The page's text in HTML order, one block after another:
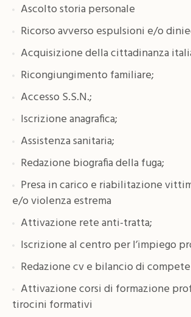
Ascolto storia personale
Ricorso avverso espulsioni e/o
Acquisizione della cittadinanza
Ricongiungimento familiare;
Accesso S.S.N.;
Iscrizione anagrafica;
Assistenza sanitaria;
Redazione biografia della fuga;
Presa in carico e riabilitazione
e/o violenza estrema
Attivazione rete anti-tratta;
Iscrizione al centro per l’impiego
Redazione cv e bilancio di
Attivazione corsi di formazione
tirocini formativi